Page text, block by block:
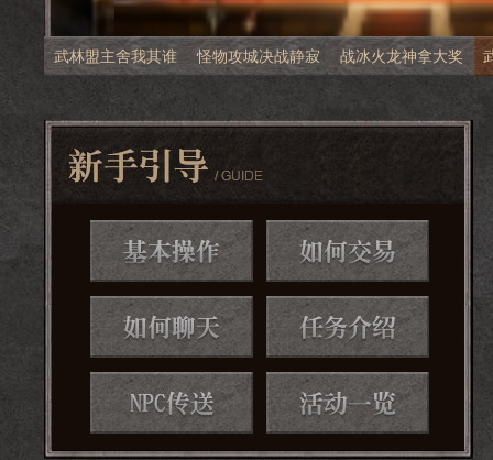
武林盟主舍我其谁 怪物攻城决战静寂 战冰火龙神拿大奖